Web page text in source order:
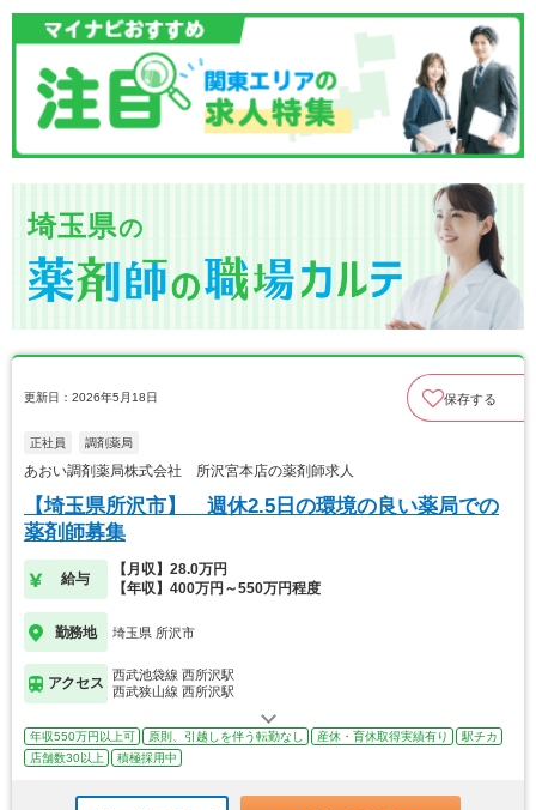
埼玉県の
更新日：2026年5月18日 保存する
正社員 調剤薬局
あおい調剤薬局株式会社 所沢宮本店の薬剤師求人
【埼玉県所沢市】 週休2.5日の環境の良い薬局での
薬剤師募集
給与
【月収】28.0万円
【年収】400万円～550万円程度
勤務地 埼玉県 所沢市
アクセス
西武池袋線 西所沢駅
西武狭山線 西所沢駅
年収550万円以上可 原則、引越しを伴う転勤なし 産休・育休取得実績有り
駅チカ
店舗数30以上
積極採用中